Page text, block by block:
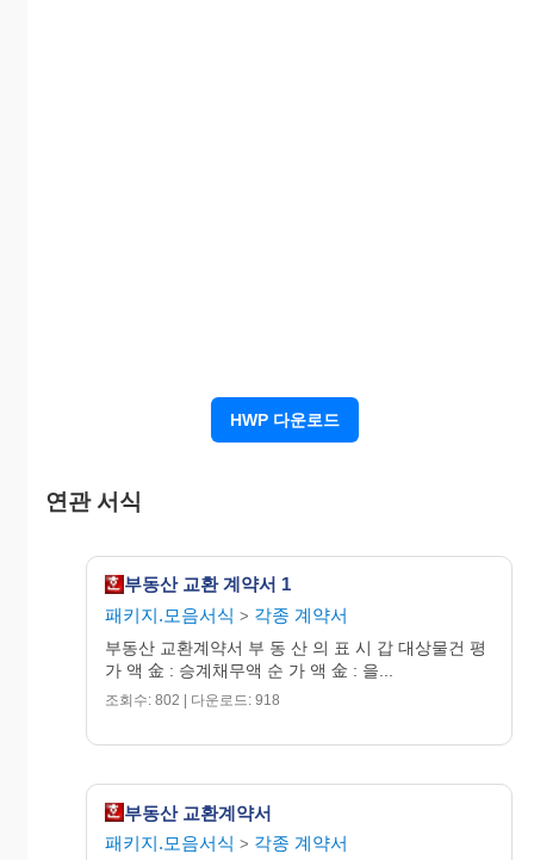
주민등록번
호
교환인
(을)
사무소 소
재
주민등록번
호
재
칭
허 가 번 호
HWP 다운로드
연관 서식
부동산 교환 계약서 1
패키지.모음서식 > 각종 계약서
부동산 교환계약서 부 동 산 의 표 시 갑 대상물건 평
가 액 金 : 승계채무액 순 가 액 金 : 을...
조회수: 802 | 다운로드: 918
부동산 교환계약서
패키지.모음서식 > 각종 계약서